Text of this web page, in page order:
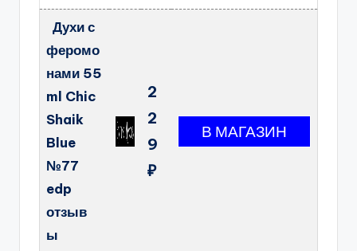
Духи с
феромо
нами 55
ml Chic
Shaik
Blue
№77
edp
отзыв
ы
2
2
9
₽